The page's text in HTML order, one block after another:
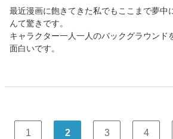
最近漫画に飽きてきた私でもここまで夢中
んて驚きです。
キャラクター一人一人のバックグラウンド
面白いです。
1 2 3 4